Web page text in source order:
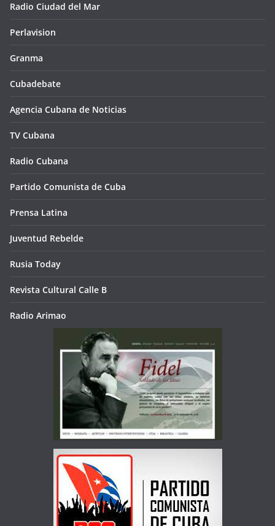
Radio Ciudad del Mar
Perlavision
Granma
Cubadebate
Agencia Cubana de Noticias
TV Cubana
Radio Cubana
Partido Comunista de Cuba
Prensa Latina
Juventud Rebelde
Rusia Today
Revista Cultural Calle B
Radio Arimao